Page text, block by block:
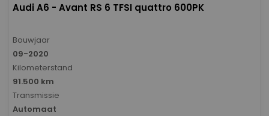
Audi A6 - Avant RS 6 TFSI quattro 600PK
Bouwjaar
09-2020
Kilometerstand
91.500 km
Transmissie
Automaat